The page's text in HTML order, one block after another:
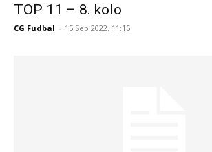
TOP 11 – 8. kolo
CG Fudbal - 15 Sep 2022. 11:15